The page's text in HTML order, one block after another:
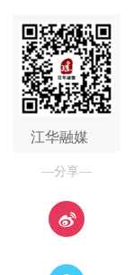
江华融媒
—分享—